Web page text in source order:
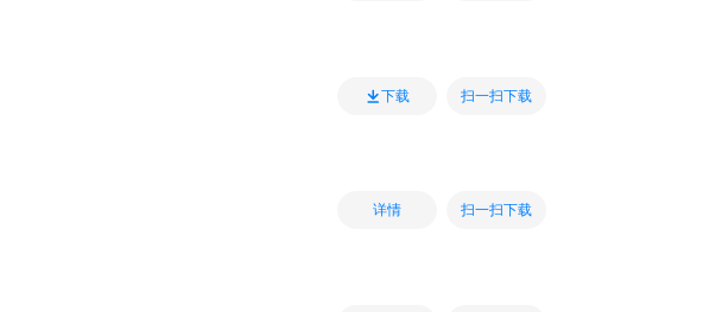
下载 扫一扫下载
详情 扫一扫下载